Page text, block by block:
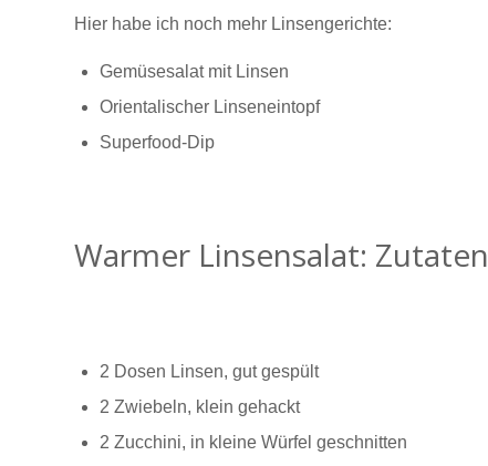
Hier habe ich noch mehr Linsengerichte:
Gemüsesalat mit Linsen
Orientalischer Linseneintopf
Superfood-Dip
Warmer Linsensalat: Zutaten
2 Dosen Linsen, gut gespült
2 Zwiebeln, klein gehackt
2 Zucchini, in kleine Würfel geschnitten